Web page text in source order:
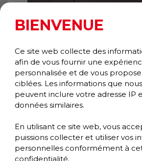
OXFORD ELITE
Wiper/Scraper
Prestige Collection
BIENVENUE
Ce site web collecte des
afin de vous fournir une
personnalisée et de vous
ciblées. Les informations que
peuvent inclure votre adresse IP
données similaires.
En utilisant ce site web, vous
puissions collecter et utiliser vos
personnelles conformément à
confidentialité.